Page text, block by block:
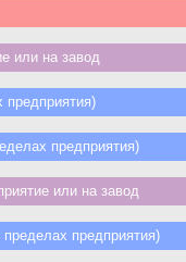
или на завод
предприятия)
или на завод
предприятия)